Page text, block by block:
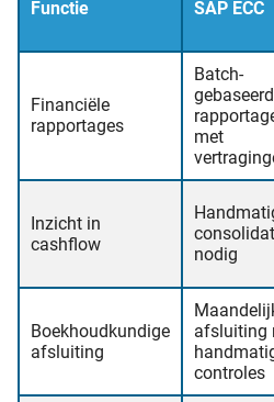
Functie SAP ECC
Financiële
rapportages
Batch-
met
Inzicht in
cashflow
nodig
Boekhoudkundige
afsluiting
afsluiting
controles